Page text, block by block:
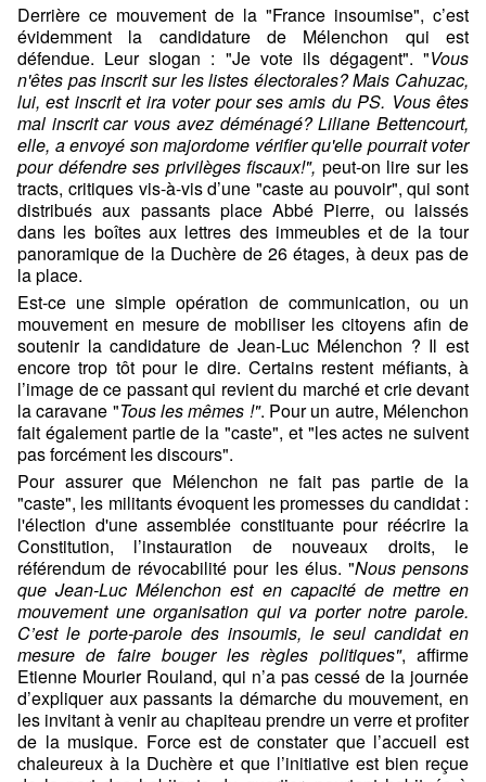
Derrière ce mouvement de la "France insoumise", c’est
évidemment la candidature de Mélenchon qui est
défendue. Leur slogan : "Je vote ils dégagent". "Vous
n'êtes pas inscrit sur les listes électorales? Mais Cahuzac,
lui, est inscrit et ira voter pour ses amis du PS. Vous êtes
mal inscrit car vous avez déménagé? Liliane Bettencourt,
elle, a envoyé son majordome vérifier qu'elle pourrait voter
pour défendre ses privilèges fiscaux!", peut-on lire sur les
tracts, critiques vis-à-vis d’une "caste au pouvoir", qui sont
distribués aux passants place Abbé Pierre, ou laissés
dans les boîtes aux lettres des immeubles et de la tour
panoramique de la Duchère de 26 étages, à deux pas de
la place.
Est-ce une simple opération de communication, ou un
mouvement en mesure de mobiliser les citoyens afin de
soutenir la candidature de Jean-Luc Mélenchon ? Il est
encore trop tôt pour le dire. Certains restent méfiants, à
l’image de ce passant qui revient du marché et crie devant
la caravane "Tous les mêmes !". Pour un autre, Mélenchon
fait également partie de la "caste", et "les actes ne suivent
pas forcément les discours".
Pour assurer que Mélenchon ne fait pas partie de la
"caste", les militants évoquent les promesses du candidat :
l'élection d'une assemblée constituante pour réécrire la
Constitution, l’instauration de nouveaux droits, le
référendum de révocabilité pour les élus. "Nous pensons
que Jean-Luc Mélenchon est en capacité de mettre en
mouvement une organisation qui va porter notre parole.
C’est le porte-parole des insoumis, le seul candidat en
mesure de faire bouger les règles politiques", affirme
Etienne Mourier Rouland, qui n’a pas cessé de la journée
d’expliquer aux passants la démarche du mouvement, en
les invitant à venir au chapiteau prendre un verre et profiter
de la musique. Force est de constater que l’accueil est
chaleureux à la Duchère et que l’initiative est bien reçue